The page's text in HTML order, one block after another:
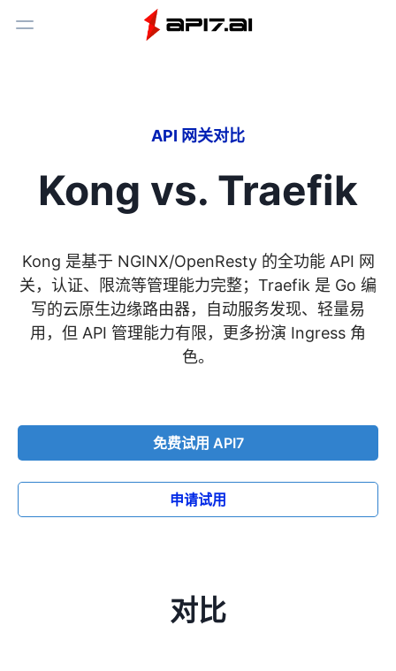
Toggle Menu
API 网关对比
Kong vs. Traefik
Kong 是基于 NGINX/OpenResty 的全功能 API 网
关，认证、限流等管理能力完整；Traefik 是 Go 编
写的云原生边缘路由器，自动服务发现、轻量易
用，但 API 管理能力有限，更多扮演 Ingress 角
色。
免费试用 API7
申请试用
对比